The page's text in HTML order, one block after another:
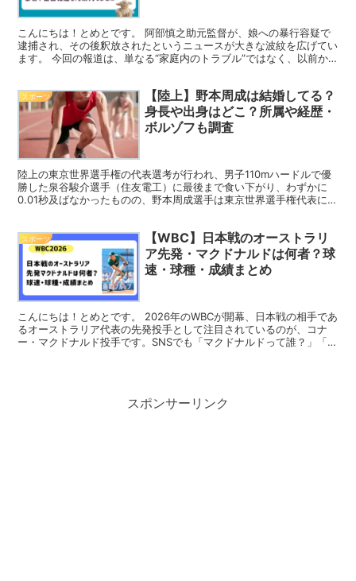
こんにちは！とめとです。 阿部慎之助元監督が、娘への暴行容疑で
逮捕され、その後釈放されたというニュースが大きな波紋を広げてい
ます。 今回の報道は、単なる“家庭内のトラブル”ではなく、以前か
スポーツ
【陸上】野本周成は結婚してる？
身長や出身はどこ？所属や経歴・
ボルゾフも調査
陸上の東京世界選手権の代表選考が行われ、男子110mハードルで優
勝した泉谷駿介選手（住友電工）に最後まで食い下がり、わずかに
0.01秒及ばなかったものの、野本周成選手は東京世界選手権代表に内
スポーツ
【WBC】日本戦のオーストラリ
ア先発・マクドナルドは何者？球
速・球種・成績まとめ
こんにちは！とめとです。 2026年のWBCが開幕、日本戦の相手であ
るオーストラリア代表の先発投手として注目されているのが、コナ
ー・マクドナルド投手です。SNSでも「マクドナルドって誰？」「ど
スポンサーリンク